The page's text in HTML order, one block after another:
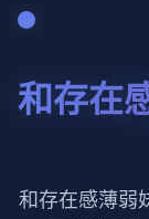
和存在
和存在感薄弱